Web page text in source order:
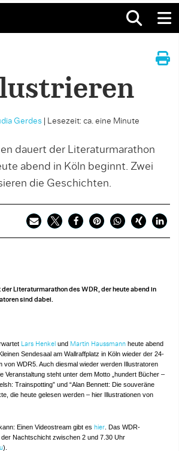
Gerdes Lesezeit: ca. eine Minute
dauert der Literaturmarathon
abend in Köln beginnt. Zwei
die Geschichten.
der Literaturmarathon des WDR, der heute abend in
sind dabei.
Lars Henkel und Martin Haussmann heute abend
Sendesaal am Wallraffplatz in Köln wieder der 24-
von WDR5. Auch diesmal wieder werden Illustratoren
Veranstaltung steht unter dem Motto „hundert Bücher –
Trainspotting” und “Alan Bennett: Die souveräne
die heute gelesen werden – hier Illustrationen von
Einen Videostream gibt es hier . Das WDR-
Nachtschicht zwischen 2 und 7.30 Uhr
).